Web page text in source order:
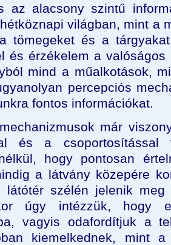
az alacsony szintű
világban, mint a
tömegeket és a
és érzékelem a
mind a műalkotások,
percepciós
fontos információkat.
már
és a csoportosítással
hogy pontosan
a látvány közepére
látótér szélén jelenik meg
úgy intézzük, hogy
vagyis odafordítjuk a
kiemelkednek, mint a